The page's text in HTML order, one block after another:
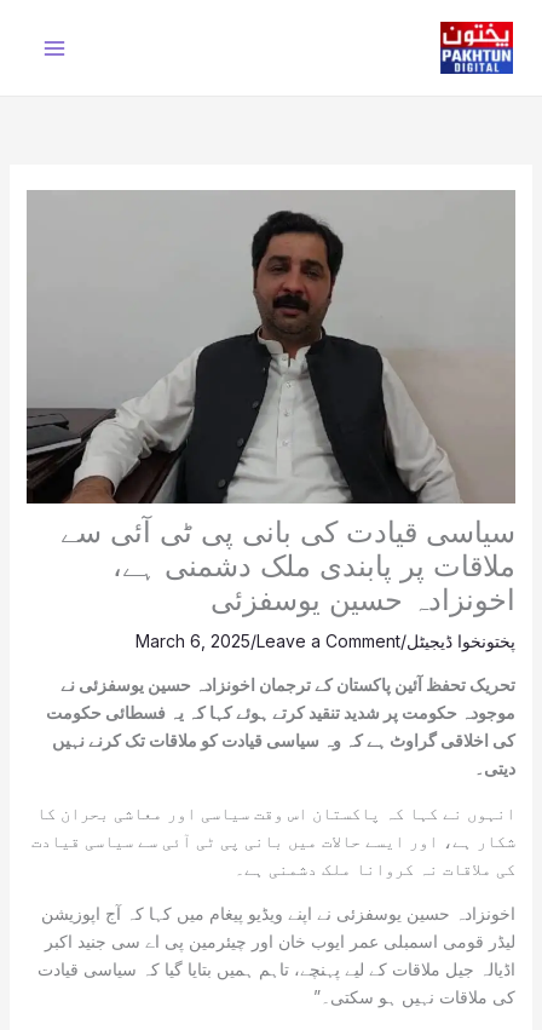
content
سیاسی قیادت کی بانی پی ٹی آئی سے
ملاقات پر پابندی ملک دشمنی ہے،
اخونزادہ حسین یوسفزئی
پختونخوا ڈیجیٹل/
Leave a Comment
/
March 6, 2025
تحریک تحفظ آئین پاکستان کے ترجمان اخونزادہ حسین یوسفزئی نے
موجودہ حکومت پر شدید تنقید کرتے ہوئے کہا کہ یہ فسطائی حکومت
کی اخلاقی گراوٹ ہے کہ وہ سیاسی قیادت کو ملاقات تک کرنے نہیں
دیتی۔
انہوں نے کہا کہ پاکستان اس وقت سیاسی اور معاشی بحران کا
شکار ہے، اور ایسے حالات میں بانی پی ٹی آئی سے سیاسی قیادت
کی ملاقات نہ کروانا ملک دشمنی ہے۔
اخونزادہ حسین یوسفزئی نے اپنے ویڈیو پیغام میں کہا کہ آج اپوزیشن
لیڈر قومی اسمبلی عمر ایوب خان اور چیئرمین پی اے سی جنید اکبر
اڈیالہ جیل ملاقات کے لیے پہنچے، تاہم ہمیں بتایا گیا کہ سیاسی قیادت
کی ملاقات نہیں ہو سکتی۔”